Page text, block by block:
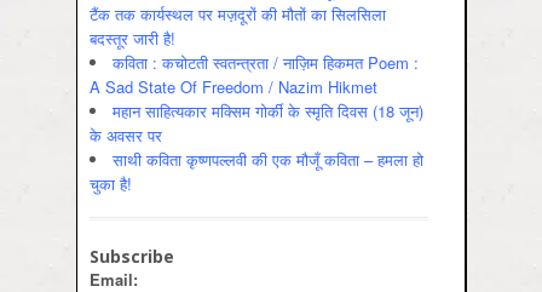
टैंक तक कार्यस्थल पर मज़दूरों की मौतों का सिलसिला
बदस्तूर जारी है!
कविता : कचोटती स्वतन्त्रता / नाज़िम हिकमत Poem :
A Sad State Of Freedom / Nazim Hikmet
महान साहित्यकार मक्सिम गोर्की के स्मृति दिवस (18 जून)
के अवसर पर
साथी कविता कृष्णपल्लवी की एक मौजूँ कविता – हमला हो
चुका है!
Subscribe
Email: